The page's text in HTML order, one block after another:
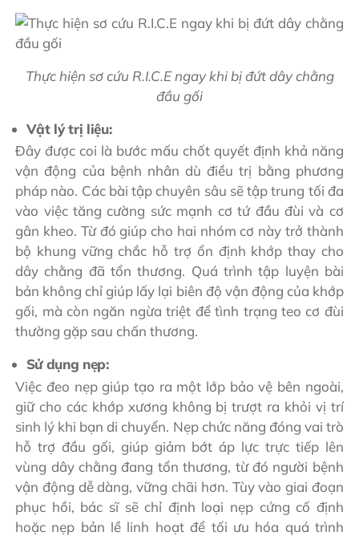
Thực hiện sơ cứu R.I.C.E ngay khi bị đứt dây chằng
đầu gối
Vật lý trị liệu:
Đây được coi là bước mấu chốt quyết định khả năng
vận động của bệnh nhân dù điều trị bằng phương
pháp nào. Các bài tập chuyên sâu sẽ tập trung tối đa
vào việc tăng cường sức mạnh cơ tứ đầu đùi và cơ
gân kheo. Từ đó giúp cho hai nhóm cơ này trở thành
bộ khung vững chắc hỗ trợ ổn định khớp thay cho
dây chằng đã tổn thương. Quá trình tập luyện bài
bản không chỉ giúp lấy lại biên độ vận động của khớp
gối, mà còn ngăn ngừa triệt để tình trạng teo cơ đùi
thường gặp sau chấn thương.
Sử dụng nẹp:
Việc đeo nẹp giúp tạo ra một lớp bảo vệ bên ngoài,
giữ cho các khớp xương không bị trượt ra khỏi vị trí
sinh lý khi bạn di chuyển. Nẹp chức năng đóng vai trò
hỗ trợ đầu gối, giúp giảm bớt áp lực trực tiếp lên
vùng dây chằng đang tổn thương, từ đó người bệnh
vận động dễ dàng, vững chãi hơn. Tùy vào giai đoạn
phục hồi, bác sĩ sẽ chỉ định loại nẹp cứng cố định
hoặc nẹp bản lề linh hoạt để tối ưu hóa quá trình